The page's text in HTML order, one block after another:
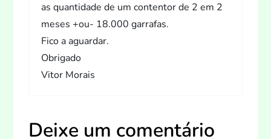
as quantidade de um contentor de 2 em 2
meses +ou- 18.000 garrafas.
Fico a aguardar.
Obrigado
Vitor Morais
Deixe um comentário